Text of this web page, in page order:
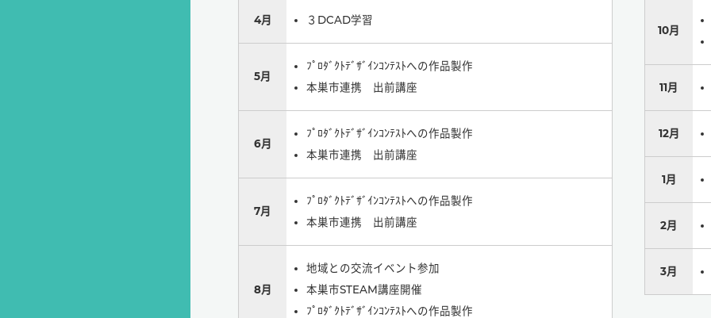
4月 ３DCAD学習
5月
ﾌﾟﾛﾀﾞｸﾄﾃﾞｻﾞｲﾝｺﾝﾃｽﾄへの作品製作
本巣市連携 出前講座
6月
ﾌﾟﾛﾀﾞｸﾄﾃﾞｻﾞｲﾝｺﾝﾃｽﾄへの作品製作
本巣市連携 出前講座
7月
ﾌﾟﾛﾀﾞｸﾄﾃﾞｻﾞｲﾝｺﾝﾃｽﾄへの作品製作
本巣市連携 出前講座
8月
地域との交流イベント参加
本巣市STEAM講座開催
ﾌﾟﾛﾀﾞｸﾄﾃﾞｻﾞｲﾝｺﾝﾃｽﾄへの作品製作
10月
11月
12月
1月
2月
3月